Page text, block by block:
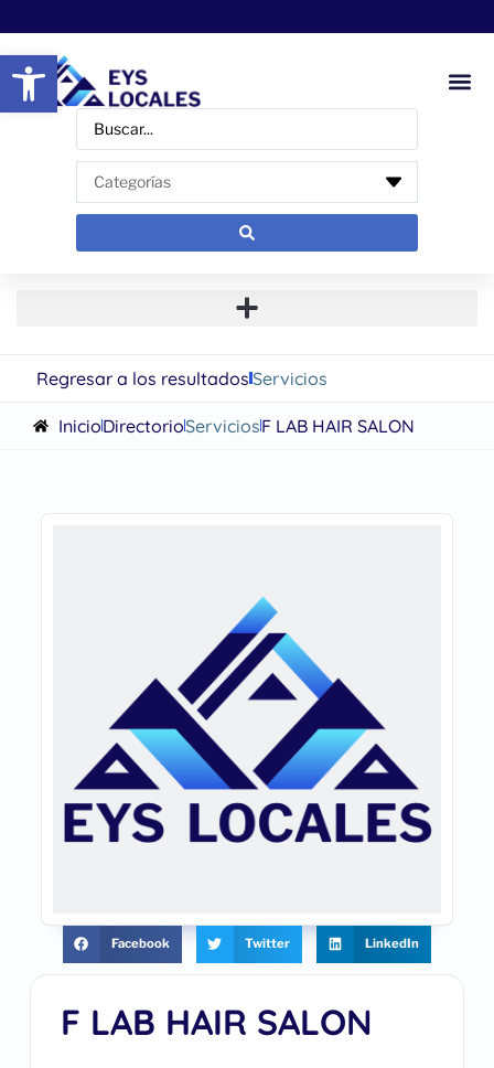
Abrir barra de herramientas
Regresar a los resultadosServicios
InicioDirectorioServiciosF LAB HAIR SALON
F LAB HAIR SALON
Facebook Twitter LinkedIn